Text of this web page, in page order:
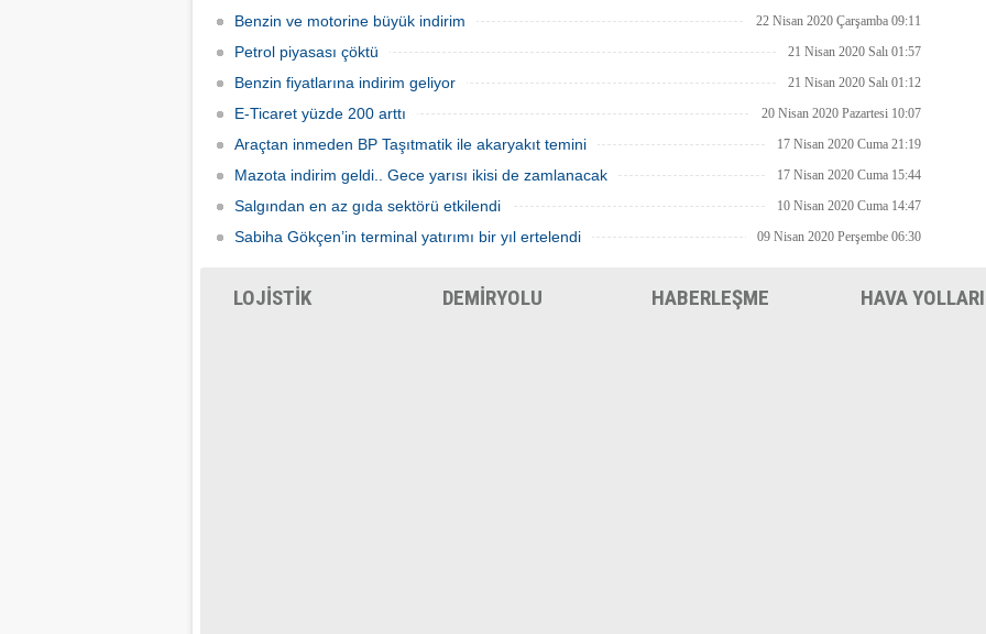
Benzin ve motorine büyük indirim 22 Nisan 2020 Çarşamba 09:11
Petrol piyasası çöktü 21 Nisan 2020 Salı 01:57
Benzin fiyatlarına indirim geliyor 21 Nisan 2020 Salı 01:12
E-Ticaret yüzde 200 arttı 20 Nisan 2020 Pazartesi 10:07
Araçtan inmeden BP Taşıtmatik ile akaryakıt temini 17 Nisan 2020 Cuma 21:19
Mazota indirim geldi.. Gece yarısı ikisi de zamlanacak 17 Nisan 2020 Cuma 15:44
Salgından en az gıda sektörü etkilendi 10 Nisan 2020 Cuma 14:47
Sabiha Gökçen’in terminal yatırımı bir yıl ertelendi 09 Nisan 2020 Perşembe 06:30
LOJİSTİK DEMİRYOLU HABERLEŞME HAVA YOLLARI